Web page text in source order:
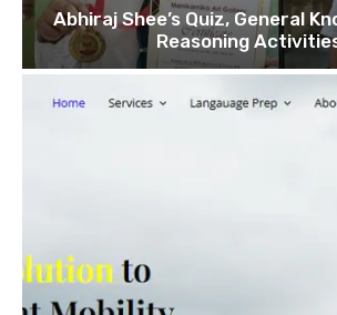
Abhiraj Shee’s Quiz, General
Reasoning